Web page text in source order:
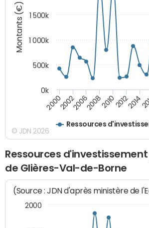
Montants (€)
Ressources
2000200220062008201020122014
0k
500k
1 000k
1 500k
© JDN 2026
Ressources
de Glières-Val-de-Borne
(Source : JDN d'après ministère de
2000